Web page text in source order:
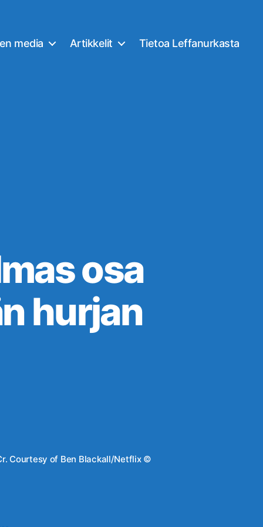
media Artikkelit Tietoa Leffanurkasta
osa
hurjan
Courtesy of Ben Blackall/Netflix ©